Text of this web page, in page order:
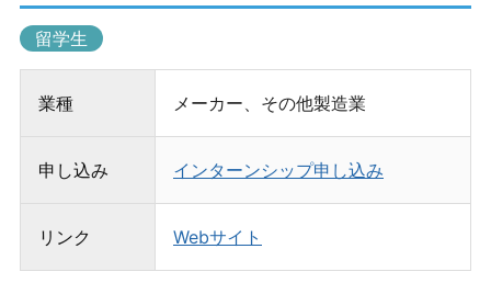
留学生
業種 メーカー、その他製造業
申し込み インターンシップ申し込み
リンク Webサイト